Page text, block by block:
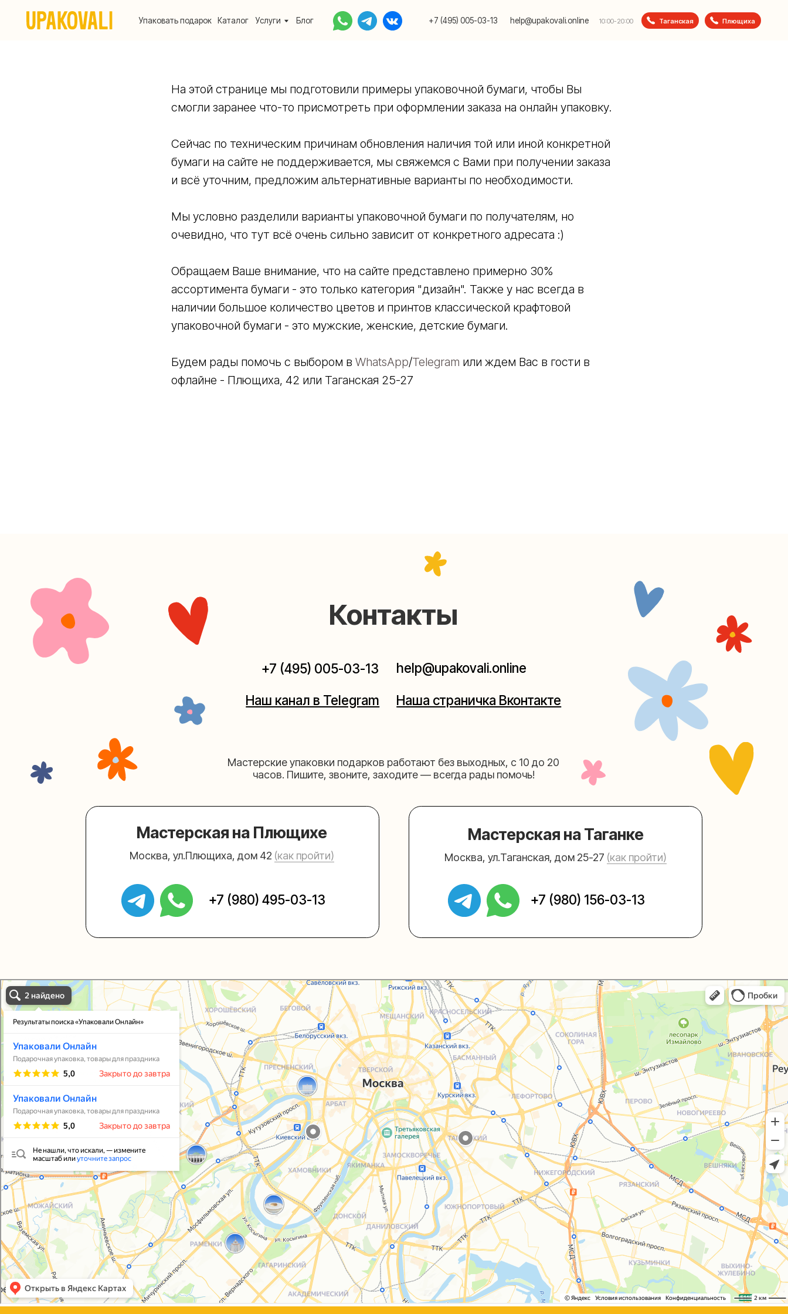
+7 (495) 005-03-13 10:00-20:00
Упаковать подарок Каталог Услуги Блог help@upakovali.online Таганская Плющиха
На этой странице мы подготовили примеры упаковочной бумаги, чтобы Вы
смогли заранее что-то присмотреть при оформлении заказа на онлайн упаковку.
Сейчас по техническим причинам обновления наличия той или иной конкретной
бумаги на сайте не поддерживается, мы свяжемся с Вами при получении заказа
и всё уточним, предложим альтернативные варианты по необходимости.
Мы условно разделили варианты упаковочной бумаги по получателям, но
очевидно, что тут всё очень сильно зависит от конкретного адресата :)
Обращаем Ваше внимание, что на сайте представлено примерно 30%
ассортимента бумаги - это только категория "дизайн". Также у нас всегда в
наличии большое количество цветов и принтов классической крафтовой
упаковочной бумаги - это мужские, женские, детские бумаги.
Будем рады помочь с выбором в WhatsApp/Telegram или ждем Вас в гости в
офлайне - Плющиха, 42 или Таганская 25-27
Москва, ул.Плющиха, дом 42(как пройти) Москва, ул.Таганская, дом 25-27(как пройти)
Мастерская на Плющихе
+7 (980) 495-03-13 +7 (980) 156-03-13
Наш канал в Telegram Наша страничка Вконтакте
Упаковали Онлайн в Москве
Москва
Согласие на обработку персональных данных
Политика конфиденциальности
© 2021-2025, ООО "УПАКОВАЛИ ОНЛАЙН"
Сайт разработалаbogachevas
help@upakovali.online
Sospeso wrap
О нас
Услуги Блог
Каталог
Упаковать подарок
В личный кабинет
+7 (495) 005-03-13